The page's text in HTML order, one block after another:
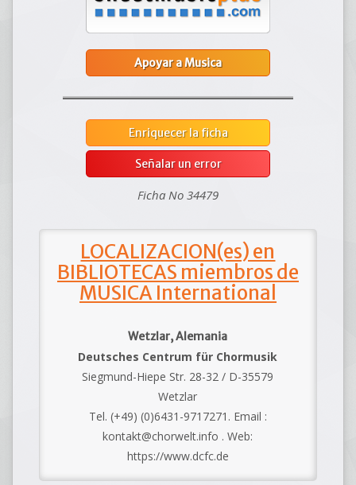
Apoyar a Musica
Enriquecer la ficha
Señalar un error
Ficha No 34479
LOCALIZACION(es) en
BIBLIOTECAS miembros de
MUSICA International
Wetzlar, Alemania
Deutsches Centrum für Chormusik
Siegmund-Hiepe Str. 28-32 / D-35579
Wetzlar
Tel. (+49) (0)6431-9717271. Email :
kontakt@chorwelt.info . Web:
https://www.dcfc.de